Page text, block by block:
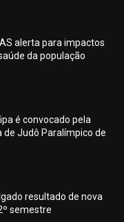
alerta para impactos
da população
é convocado pela
de Judô Paralímpico de
resultado de nova
semestre